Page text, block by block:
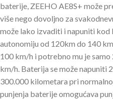
baterije, ZEEHO AE8S+ može
više nego dovoljno za
može lako izvaditi i napuniti kod
autonomiju od 120km do 140
100 km/h i potrebno mu je
km/h. Baterija se može napuniti
300.000 kilometara pri
punjenja baterije omogućava